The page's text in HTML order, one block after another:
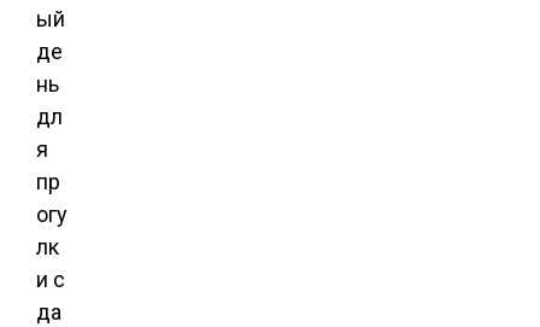
ый
де
нь
дл
я
пр
огу
лк
и с
да